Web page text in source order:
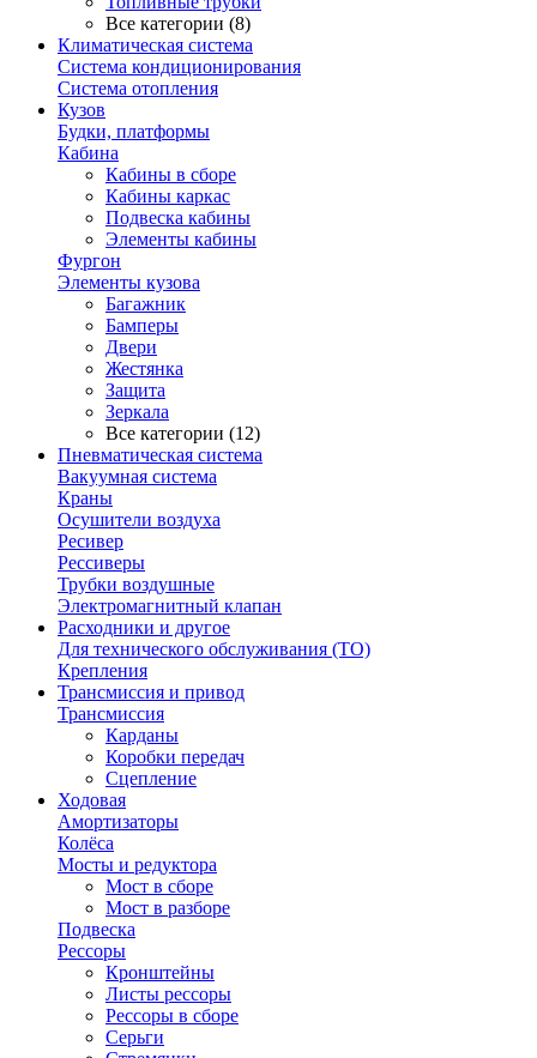
Все категории (8)
Климатическая система
Система кондиционирования
Система отопления
Кузов
Будки, платформы
Кабина
Кабины в сборе
Кабины каркас
Подвеска кабины
Элементы кабины
Фургон
Элементы кузова
Багажник
Бамперы
Двери
Жестянка
Защита
Зеркала
Все категории (12)
Пневматическая система
Вакуумная система
Краны
Осушители воздуха
Ресивер
Рессиверы
Трубки воздушные
Электромагнитный клапан
Расходники и другое
Для технического обслуживания (ТО)
Крепления
Трансмиссия и привод
Трансмиссия
Карданы
Коробки передач
Сцепление
Ходовая
Амортизаторы
Колёса
Мосты и редуктора
Мост в сборе
Мост в разборе
Подвеска
Рессоры
Кронштейны
Листы рессоры
Рессоры в сборе
Серьги